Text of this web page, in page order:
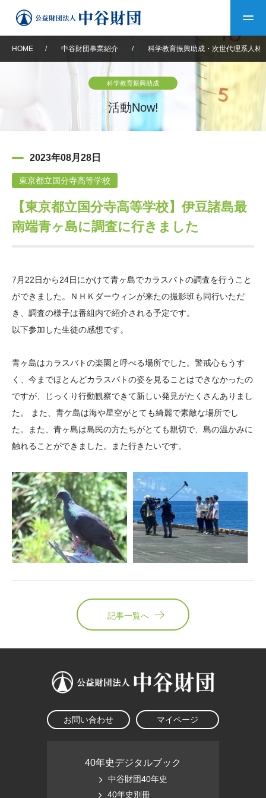
中谷財団について
設立趣意書
沿革 40年史デジタルブック
中谷財団40年史
役員・評議員 公開情報
年報一覧 中谷財団レポート
中谷財団事業紹介
神戸賞 長期大型研究助成
大学院生奨学金
国際学生交流プログラ
ム
科学教育振興助成・
ログラム助成
中谷財団動画紹介
その他情報
アクセス よくあるご質問
サイトマップ
日本語 English
HOME / 中谷財団事業紹介 / 科学教育振興助成・次世代理系人材
科学教育振興助成
活動Now!
2023年08月28日
東京都立国分寺高等学校
【東京都立国分寺高等学校】伊豆諸島最
南端青ヶ島に調査に行きました
7月22日から24日にかけて青ヶ島でカラスバトの調査を行うこと
ができました。ＮＨＫダーウィンが来たの撮影班も同行いただ
き、調査の様子は番組内で紹介される予定です。
以下参加した生徒の感想です。
青ヶ島はカラスバトの楽園と呼べる場所でした。警戒心もうす
く、今までほとんどカラスバトの姿を見ることはできなかったの
ですが、じっくり行動観察できて新しい発見がたくさんありまし
た。 また、青ケ島は海や星空がとても綺麗で素敵な場所でし
た。また、青ヶ島は島民の方たちがとても親切で、島の温かみに
触れることができました。また行きたいです。
記事一覧へ
お問い合わせ マイページ
40年史デジタルブック
中谷財団40年史
40年史別冊